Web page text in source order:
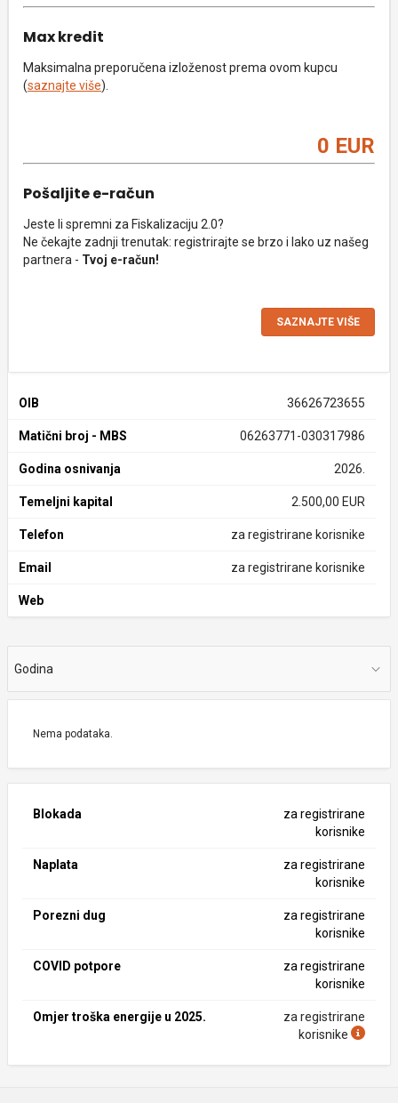
Max kredit
Maksimalna preporučena izloženost prema ovom kupcu
(saznajte više).
0 EUR
Pošaljite e-račun
Jeste li spremni za Fiskalizaciju 2.0?
Ne čekajte zadnji trenutak: registrirajte se brzo i lako uz našeg
partnera - Tvoj e-račun!
SAZNAJTE VIŠE
OIB 36626723655
Matični broj - MBS 06263771-030317986
Godina osnivanja 2026.
Temeljni kapital 2.500,00 EUR
Telefon za registrirane korisnike
Email za registrirane korisnike
Web
Godina
Nema podataka.
Blokada
za registrirane
korisnike
Naplata
za registrirane
korisnike
Porezni dug
za registrirane
korisnike
COVID potpore
za registrirane
korisnike
Omjer troška energije u 2025.
za registrirane
korisnike